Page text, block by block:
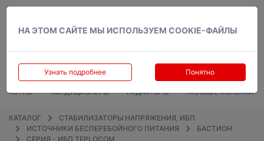
НА ЭТОМ САЙТЕ МЫ ИСПОЛЬЗУЕМ COOKIE-ФАЙЛЫ
Узнать подробнее Понятно
КОТЛЫ КОНДИЦИОНЕРЫ РАДИАТОРЫ ГАЗОВЫЕ КОЛОНКИ
КАТАЛОГ
СТАБИЛИЗАТОРЫ НАПРЯЖЕНИЯ, ИБП
ИСТОЧНИКИ БЕСПЕРЕБОЙНОГО ПИТАНИЯ
БАСТИОН
СЕРИЯ - ИБП TEPLOCOM